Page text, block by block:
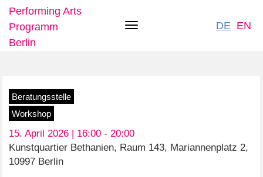
Direkt
zum
Inhalt
Toggle
Performing Arts
Programm
Berlin
DE EN
Beratungsstelle
Workshop
15. April 2026 | 16:00 - 20:00
Kunstquartier Bethanien, Raum 143, Mariannenplatz 2,
10997 Berlin